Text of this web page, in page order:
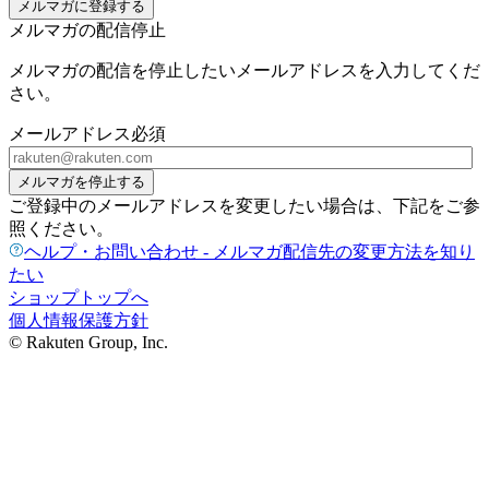
メルマガに登録する
メルマガの配信停止
メルマガの配信を停止したいメールアドレスを入力してくだ
さい。
メールアドレス必須
メルマガを停止する
ご登録中のメールアドレスを変更したい場合は、下記をご参
照ください。
ヘルプ・お問い合わせ - メルマガ配信先の変更方法を知り
たい
ショップトップへ
個人情報保護方針
© Rakuten Group, Inc.